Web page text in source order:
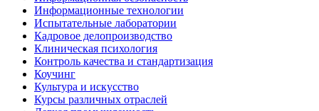
Информационные технологии
Испытательные лаборатории
Кадровое делопроизводство
Клиническая психология
Контроль качества и стандартизация
Коучинг
Культура и искусство
Курсы различных отраслей